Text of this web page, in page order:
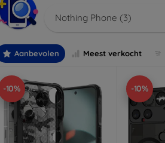
Nothing Phone (3)
Aanbevolen Meest verkocht
-10% -10%